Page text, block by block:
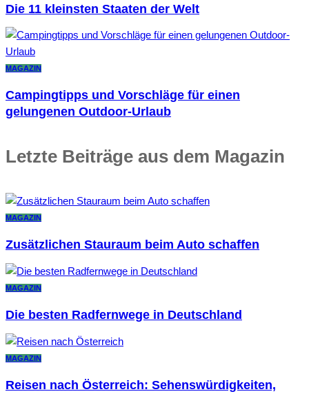
Die 11 kleinsten Staaten der Welt
MAGAZIN
Campingtipps und Vorschläge für einen
gelungenen Outdoor-Urlaub
Letzte Beiträge aus dem Magazin
MAGAZIN
Zusätzlichen Stauraum beim Auto schaffen
MAGAZIN
Die besten Radfernwege in Deutschland
MAGAZIN
Reisen nach Österreich: Sehenswürdigkeiten,